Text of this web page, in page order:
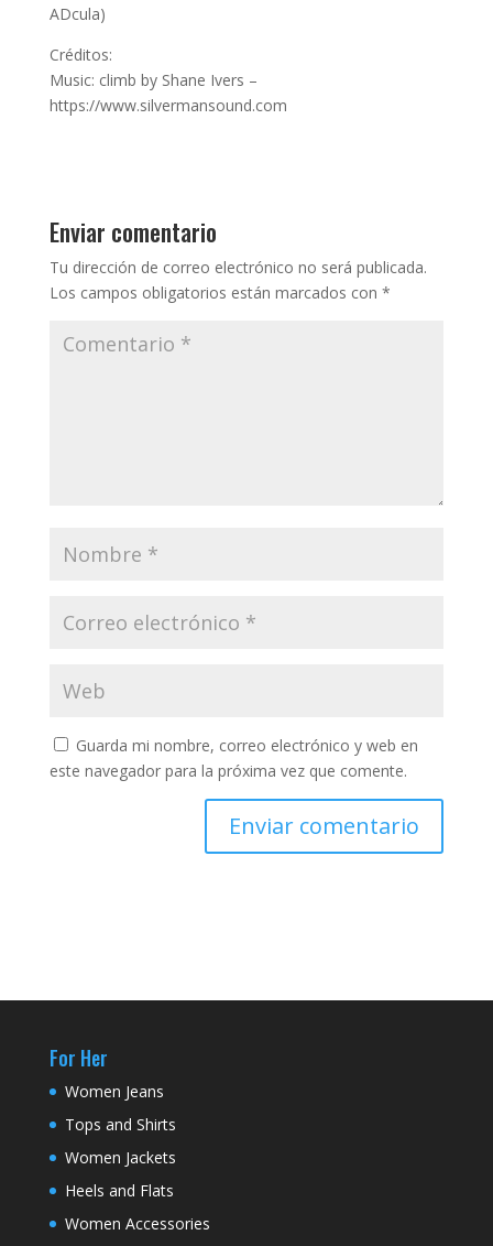
ADcula)
Créditos:
Music: climb by Shane Ivers –
https://www.silvermansound.com
Enviar comentario
Tu dirección de correo electrónico no será publicada.
Los campos obligatorios están marcados con *
Guarda mi nombre, correo electrónico y web en
este navegador para la próxima vez que comente.
For Her
Women Jeans
Tops and Shirts
Women Jackets
Heels and Flats
Women Accessories